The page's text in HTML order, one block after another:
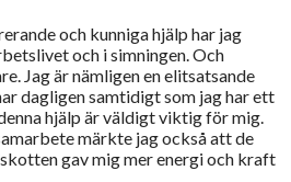
och kunniga hjälp har jag
och i simningen. Och
Jag är nämligen en elitsatsande
dagligen samtidigt som jag har ett
hjälp är väldigt viktig för mig.
märkte jag också att de
gav mig mer energi och kraft